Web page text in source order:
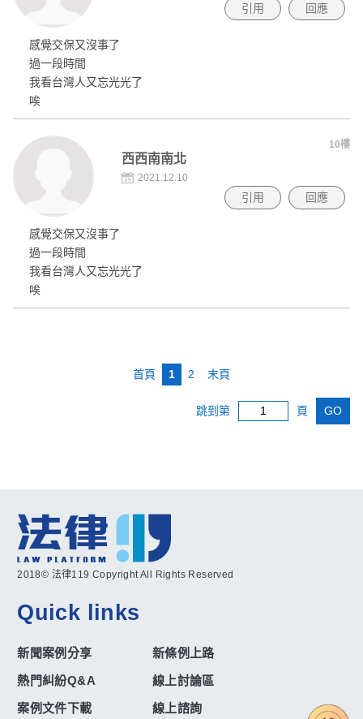
引用 回應
感覺交保又沒事了
過一段時間
我看台灣人又忘光光了
唉
10樓
西西南南北
2021.12.10
引用 回應
感覺交保又沒事了
過一段時間
我看台灣人又忘光光了
唉
首頁 1 2 末頁
跳到第 頁 GO
2018© 法律119 Copyright All Rights Reserved
Quick links
新聞案例分享
新條例上路
熱門糾紛Q&A
線上討論區
案例文件下載
線上諮詢